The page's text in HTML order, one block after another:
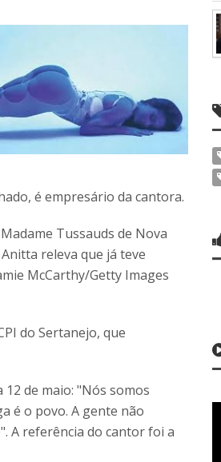
é empresário da cantora.
Tussauds de Nova
releva que já teve
McCarthy/Getty Images
do Sertanejo, que
de maio: "Nós somos
é o povo. A gente não
A referência do cantor foi a